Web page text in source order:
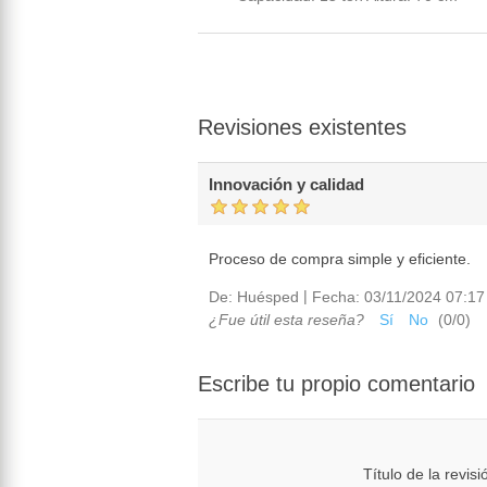
Revisiones existentes
Innovación y calidad
Proceso de compra simple y eficiente.
De: Huésped | Fecha: 03/11/2024 07:17
¿Fue útil esta reseña?
Sí No (0/0)
Escribe tu propio comentario
Título de la